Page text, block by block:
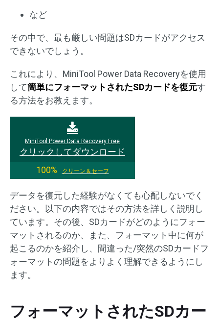
など
その中で、最も厳しい問題はSDカードがアクセス
できないでしょう。
これにより、MiniTool Power Data Recoveryを使用
して簡単にフォーマットされたSDカードを復元す
る方法をお教えます。
MiniTool Power Data Recovery Free
クリックしてダウンロード
100%
クリーン＆セーフ
データを復元した経験がなくても心配しないでく
ださい。以下の内容ではその方法を詳しく説明し
ています。その後、SDカードがどのようにフォー
マットされるのか、また、フォーマット中に何が
起こるのかを紹介し、間違った/突然のSDカードフ
ォーマットの問題をよりよく理解できるようにし
ます。
フォーマットされたSDカー